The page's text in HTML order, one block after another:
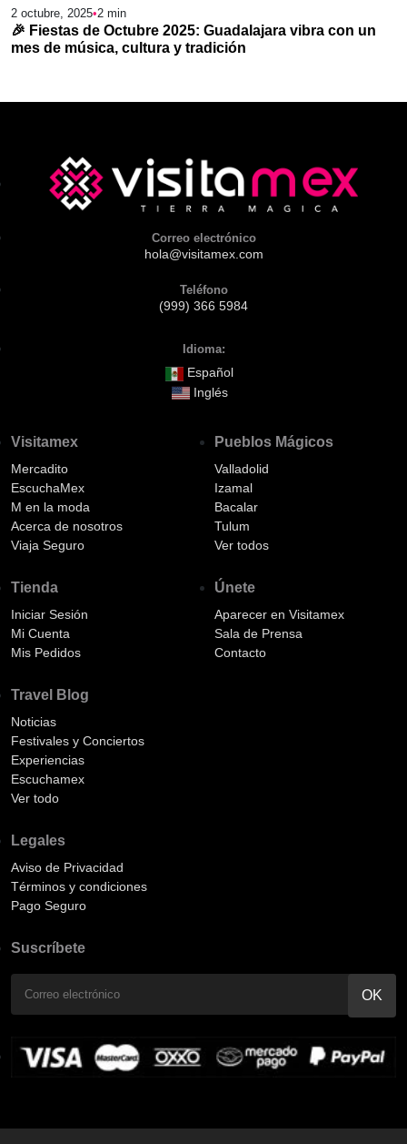
2 octubre, 2025•2 min
🎉 Fiestas de Octubre 2025: Guadalajara vibra con un
mes de música, cultura y tradición
Correo electrónico
hola@visitamex.com
Teléfono
(999) 366 5984
Idioma:
Español
Inglés
Visitamex
Mercadito
EscuchaMex
M en la moda
Acerca de nosotros
Viaja Seguro
Tienda
Iniciar Sesión
Mi Cuenta
Mis Pedidos
Pueblos Mágicos
Valladolid
Izamal
Bacalar
Tulum
Ver todos
Únete
Aparecer en Visitamex
Sala de Prensa
Contacto
Travel Blog
Noticias
Festivales y Conciertos
Experiencias
Escuchamex
Ver todo
Legales
Aviso de Privacidad
Términos y condiciones
Pago Seguro
Suscríbete